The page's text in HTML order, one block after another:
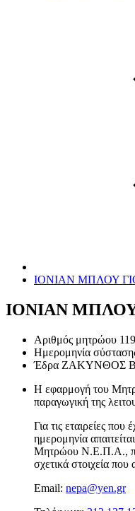
ΙΟΝΙΑΝ ΜΠΛΟΥ
ΙΟΝΙΑΝ
Αριθμός μητρώου
Ημερομηνία
Έδρα ΖΑΚΥΝΘΟΣ
Η εφαρμογή του
παραγωγική της
Για τις εταιρείες που
ημερομηνία
Μητρώου Ν.Ε.Π.Α.,
σχετικά στοιχεία
Email: nepa@yen.gr